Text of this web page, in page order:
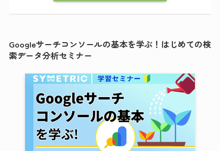
Googleサーチコンソールの基本を学ぶ！はじめての検
索データ分析セミナー